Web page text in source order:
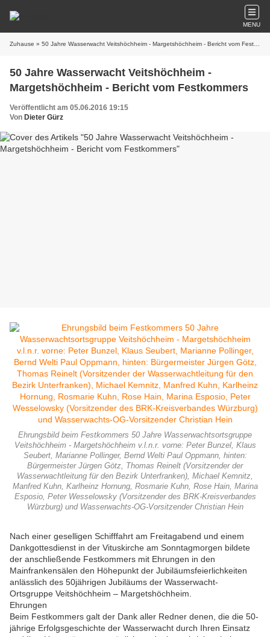
MENU
Zuhause » 50 Jahre Wasserwacht Veitshöchheim - Margetshöchheim - Bericht vom Festkommers
50 Jahre Wasserwacht Veitshöchheim -
Margetshöchheim - Bericht vom Festkommers
Veröffentlicht am 05.06.2016 19:15
Von Dieter Gürz
Ehrungsbild beim Festkommers 50 Jahre Wasserwachtsortsgruppe
Veitshöchheim - Margetshöchheim v.l.n.r. vorne: Peter Bunzel, Klaus
Seubert, Marianne Pollinger, Bernd Welti Paul Oppmann, hinten:
Bürgermeister Jürgen Götz, Thomas Reinelt (Vorsitzender der
Wasserwachtleitung für den Bezirk Unterfranken), Michael Kemnitz,
Manfred Kuhn, Karlheinz Hornung, Rosmarie Kuhn, Rose Hain, Marina
Esposio, Peter Wesselowsky (Vorsitzender des BRK-Kreisverbandes
Würzburg) und Wasserwachts-OG-Vorsitzender Christian Hein
Nach einer geselligen Schifffahrt am Freitagabend und einem
Dankgottesdienst in der Vituskirche am Sonntagmorgen bildete
der anschließende Festkommers mit Ehrungen in den
Mainfrankensälen den Höhepunkt der Jubiläumsfeierlichkeiten
anlässlich des 50jährigen Jubiläums der Wasserwacht-
Ortsgruppe Veitshöchheim – Margetshöchheim.
Ehrungen
Beim Festkommers galt der Dank aller Redner denen, die die 50-
jährige Erfolgsgeschichte der Wasserwacht durch Ihren Einsatz